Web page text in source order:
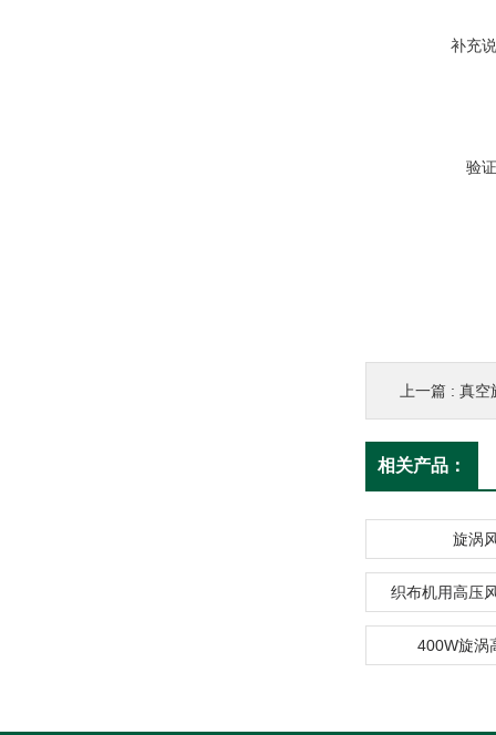
补充
验
上一篇 : 真空
相关产品：
旋涡
织布机用高压
400W旋涡